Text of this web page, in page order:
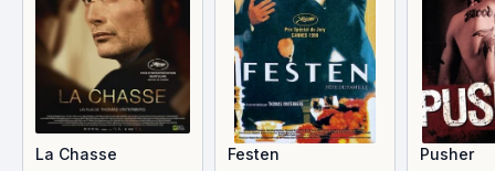
La Chasse Festen Pusher